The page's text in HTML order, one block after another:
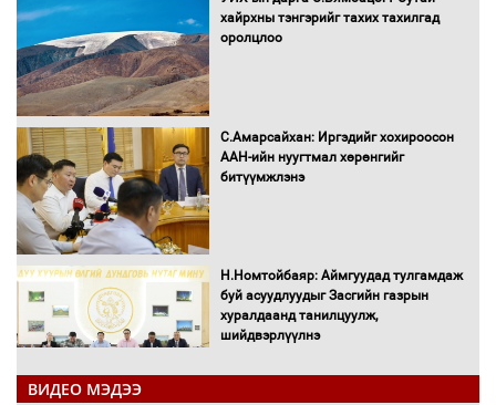
хайрхны тэнгэрийг тахих тахилгад
оролцлоо
С.Амарсайхан: Иргэдийг хохироосон
ААН-ийн нуугтмал хөрөнгийг
битүүмжлэнэ
Н.Номтойбаяр: Аймгуудад тулгамдаж
буй асуудлуудыг Засгийн газрын
хуралдаанд танилцуулж,
шийдвэрлүүлнэ
ВИДЕО МЭДЭЭ